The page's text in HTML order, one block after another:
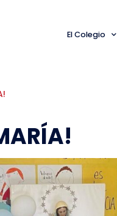
El Colegio